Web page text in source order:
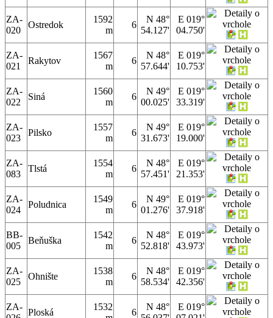
ZA-
020
Ostredok
1592
m
6
N 48°
54.127'
E 019°
04.750'
ZA-
021
Rakytov
1567
m
6
N 48°
57.644'
E 019°
10.753'
ZA-
022
Siná
1560
m
6
N 49°
00.025'
E 019°
33.319'
ZA-
023
Pilsko
1557
m
6
N 49°
31.673'
E 019°
19.000'
ZA-
083
Tlstá
1554
m
6
N 48°
57.451'
E 019°
21.353'
ZA-
024
Poludnica
1549
m
6
N 49°
01.276'
E 019°
37.918'
BB-
005
Beňuška
1542
m
6
N 48°
52.818'
E 019°
43.973'
ZA-
025
Ohnište
1538
m
6
N 48°
58.534'
E 019°
42.356'
ZA-
Ploská
1532
6
N 48°
E 019°